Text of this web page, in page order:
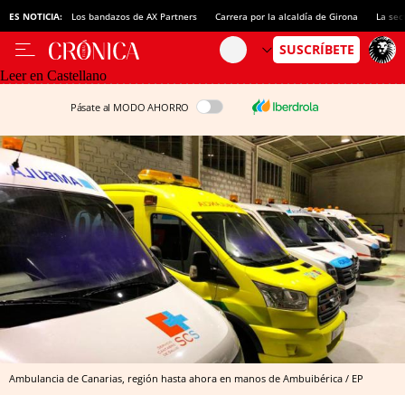
ES NOTICIA: Los bandazos de AX Partners Carrera por la alcaldía de Girona La
Leer en Castellano
Pásate al MODO AHORRO
Ambulancia de Canarias, región hasta ahora en manos de Ambuibérica / EP